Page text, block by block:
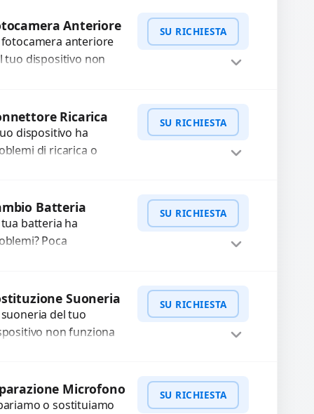
come immagini
messa a fuoco
funzionante,...
WhatsApp
Anteriore
fotocamera anteriore
tuo dispositivo non
con problemi
immagini sfocate,
a...
SU RICHIESTA
WhatsApp
Ricarica
dispositivo ha
di ricarica o
di ricarica
rotti, allentati,
SU RICHIESTA
WhatsApp
Batteria
tua batteria ha
Poca
esauriti?
la...
SU RICHIESTA
WhatsApp
Suoneria
suoneria del tuo
non funziona
con interventi
e componenti...
SU RICHIESTA
WhatsApp
Microfono
o sostituiamo
SU RICHIESTA